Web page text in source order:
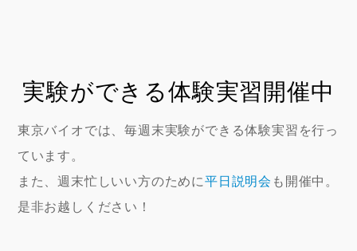
実験ができる体験実習開催中
東京バイオでは、毎週末実験ができる体験実習を行っ
ています。
また、週末忙しいい方のために平日説明会 も開催中。
是非お越しください！